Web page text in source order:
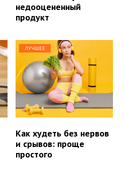
недооцененный
продукт
ЛУЧШЕЕ
Как худеть без нервов
и срывов: проще
простого